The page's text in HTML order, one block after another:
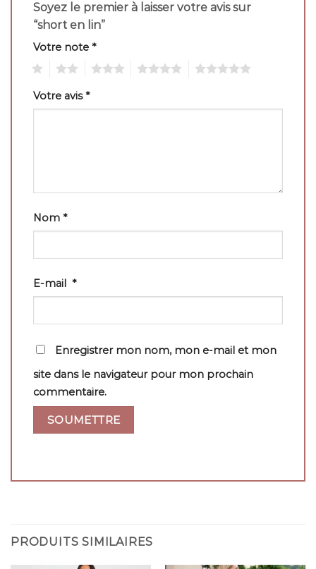
Soyez le premier à laisser votre avis sur
“short en lin”
Votre note *
Votre avis*
Nom *
E-mail *
Enregistrer mon nom, mon e-mail et mon
site dans le navigateur pour mon prochain
commentaire.
PRODUITS SIMILAIRES